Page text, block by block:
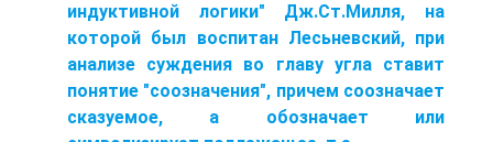
индуктивной логики" Дж.Ст.Милля, на
которой был воспитан Лесьневский, при
анализе суждения во главу угла ставит
понятие "соозначения", причем соозначает
сказуемое, а обозначает или